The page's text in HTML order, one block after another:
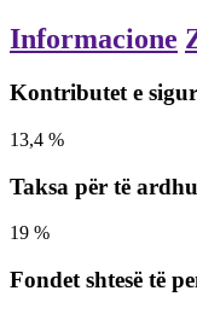
Informacione
Kontributet e
13,4 %
Taksa për të
19 %
Fondet shtesë të